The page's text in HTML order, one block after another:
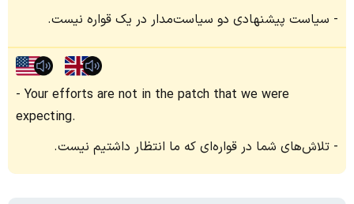
سیاست پیشنهادی دو سیاست‌مدار در یک قواره نیست.
Your efforts are not in the patch that we were
expecting.
تلاش‌های شما در قواره‌ای که ما انتظار داشتیم نیست.